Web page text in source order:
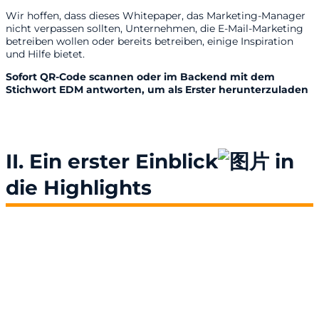
Wir hoffen, dass dieses Whitepaper, das Marketing-Manager
nicht verpassen sollten, Unternehmen, die E-Mail-Marketing
betreiben wollen oder bereits betreiben, einige Inspiration
und Hilfe bietet.
Sofort QR-Code scannen oder im Backend mit dem
Stichwort EDM antworten, um als Erster herunterzuladen
II. Ein erster Einblick
in
die Highlights